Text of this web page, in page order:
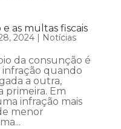
as multas fiscais
2024| Notícias
da consunção é
infração quando
a outra,
primeira. Em
infração mais
menor